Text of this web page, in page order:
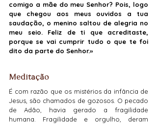
comigo a mãe do meu Senhor? Pois, logo
que chegou aos meus ouvidos a tua
saudação, o menino saltou de alegria no
meu seio. Feliz de ti que acreditaste,
porque se vai cumprir tudo o que te foi
dito da parte do Senhor.»
Meditação
É com razão que os mistérios da infância de
Jesus, são chamados de gozosos. O pecado
de Adão, havia gerado a fragilidade
humana. Fragilidade e orgulho, deram